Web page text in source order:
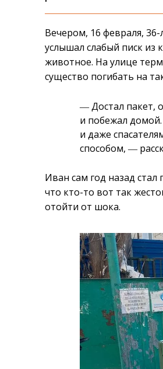
Вечером, 16 февраля,
услышал слабый писк из
животное. На улице
существо погибать на
― Достал пакет,
и побежал
и даже
способом, ―
Иван сам год назад
что кто-то вот так
отойти от шока.